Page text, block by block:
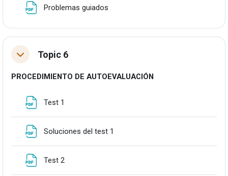
Problemas guiados
TolestuTopic 6
PROCEDIMIENTO DE AUTOEVALUACIÓN
Test 1
Soluciones del test 1
Test 2